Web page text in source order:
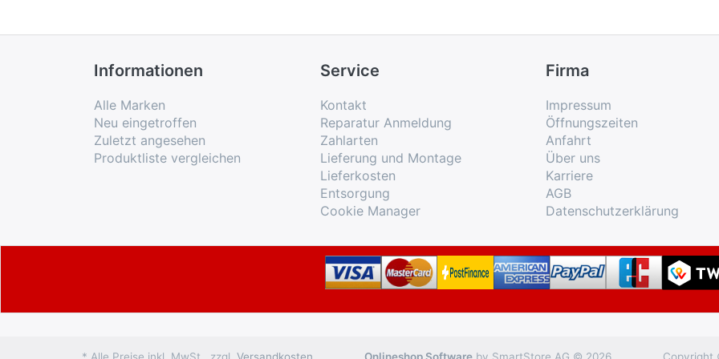
Informationen
Alle Marken
Neu eingetroffen
Zuletzt angesehen
Produktliste vergleichen
Service
Kontakt
Reparatur Anmeldung
Zahlarten
Lieferung und Montage
Lieferkosten
Entsorgung
Cookie Manager
Firma
Impressum
Öffnungszeiten
Anfahrt
Über uns
Karriere
AGB
Datenschutzerklärung
* Alle Preise inkl. MwSt., zzgl. Versandkosten Onlineshop Software by SmartStore AG © 2026 Copyright